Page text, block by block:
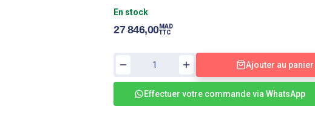
En stock
27 846,00MAD
TTC
Ajouter au panier
Effectuer votre commande via WhatsApp